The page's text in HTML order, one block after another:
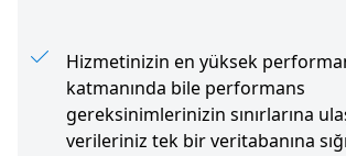
Hizmetinizin en yüksek
katmanında bile performans
gereksinimlerinizin sınırlarına
verileriniz tek bir veritabanına